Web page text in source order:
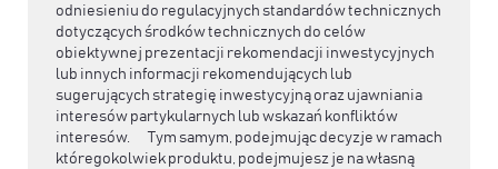
odniesieniu do regulacyjnych standardów technicznych
dotyczących środków technicznych do celów
obiektywnej prezentacji rekomendacji inwestycyjnych
lub innych informacji rekomendujących lub
sugerujących strategię inwestycyjną oraz ujawniania
interesów partykularnych lub wskazań konfliktów
interesów. Tym samym, podejmując decyzje w ramach
któregokolwiek produktu, podejmujesz je na własną